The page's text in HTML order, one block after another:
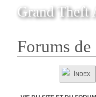
Grand Theft
Forums
Index